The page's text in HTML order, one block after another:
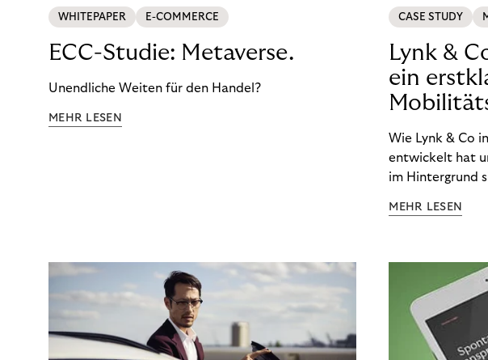
WHITEPAPER E-COMMERCE
ECC-Studie: Metaverse.
Unendliche Weiten für den Handel?
MEHR LESEN
CASE STUDY
Lynk &
ein
Wie Lynk & Co
entwickelt hat
im Hintergrund
MEHR LESEN